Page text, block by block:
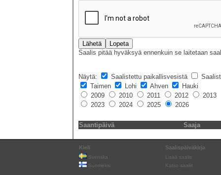
Saalis pitää hyväksyä ennenkuin se laitetaan
Näytä: Saalistettu paikallisvesistä
Taimen
Lohi Ahven
Hauki
2009
2010 2011 2012
2013
2023
2024 2025 2026
Saantipäivä Saaja
Kieli
Svenska
Suomeksi
Saalispäiväkirja
Lisää saalis
Katso saaliit